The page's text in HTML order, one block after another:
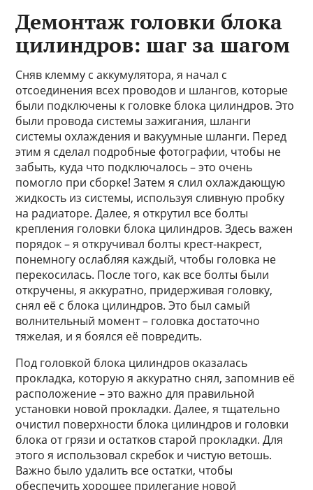
Демонтаж головки блока
цилиндров: шаг за шагом
Сняв клемму с аккумулятора, я начал с
отсоединения всех проводов и шлангов, которые
были подключены к головке блока цилиндров. Это
были провода системы зажигания, шланги
системы охлаждения и вакуумные шланги. Перед
этим я сделал подробные фотографии, чтобы не
забыть, куда что подключалось – это очень
помогло при сборке! Затем я слил охлаждающую
жидкость из системы, используя сливную пробку
на радиаторе. Далее, я открутил все болты
крепления головки блока цилиндров. Здесь важен
порядок – я откручивал болты крест-накрест,
понемногу ослабляя каждый, чтобы головка не
перекосилась. После того, как все болты были
откручены, я аккуратно, придерживая головку,
снял её с блока цилиндров. Это был самый
волнительный момент – головка достаточно
тяжелая, и я боялся её повредить.
Под головкой блока цилиндров оказалась
прокладка, которую я аккуратно снял, запомнив её
расположение – это важно для правильной
установки новой прокладки. Далее, я тщательно
очистил поверхности блока цилиндров и головки
блока от грязи и остатков старой прокладки. Для
этого я использовал скребок и чистую ветошь.
Важно было удалить все остатки, чтобы
обеспечить хорошее прилегание новой